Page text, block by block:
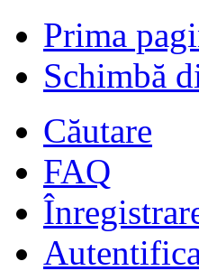
Prima
Schimbă
Căutare
FAQ